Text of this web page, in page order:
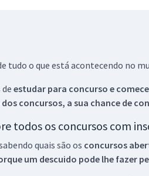
tudo o que está acontecendo no
estudar para concurso e
concursos, a sua chance de
todos os concursos com
quais são os concursos
um descuido pode lhe fazer